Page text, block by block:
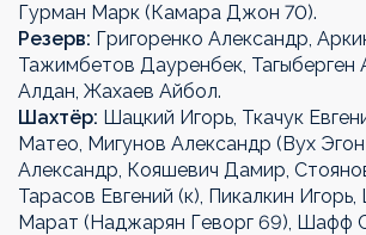
Гурман Марк (Камара Джон 70).
Резерв: Григоренко Александр,
Тажимбетов Дауренбек, Тагыберген
Алдан, Жахаев Айбол.
Шахтёр: Шацкий Игорь, Ткачук
Матео, Мигунов Александр (Вух
Александр, Кояшевич Дамир,
Тарасов Евгений (к), Пикалкин
Марат (Наджарян Геворг 69), Шафф